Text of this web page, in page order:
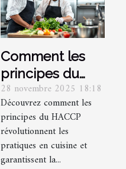
Comment les
principes du
HACCP
transforment-ils
les pratiques en
cuisine ?
28 novembre 2025 18:18
Découvrez comment les
principes du HACCP
révolutionnent les
pratiques en cuisine et
garantissent la...